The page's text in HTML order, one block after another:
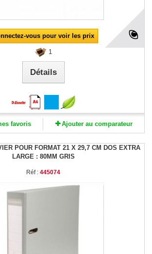
vous pour voir les prix
1
Détails
favoris Ajouter au comparateur
POUR FORMAT 21 X 29,7 CM DOS EXTRA
LARGE : 80MM GRIS
Réf : 445074